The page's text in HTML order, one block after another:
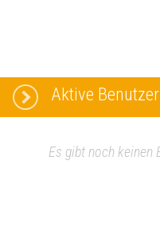
Aktive Benutzer
Es gibt noch keinen